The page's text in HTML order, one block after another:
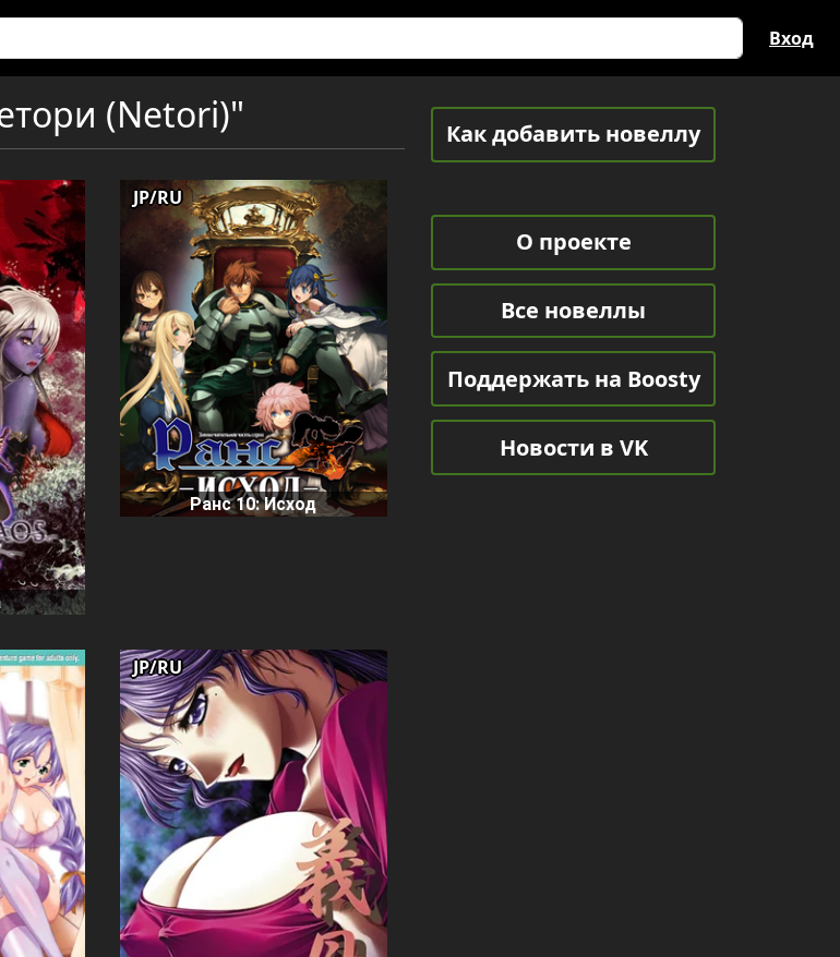
Вход
(Netori)"
Ранс 10: Исход
JP/RU
JP/RU
Как добавить новеллу
О проекте
Все новеллы
Поддержать на Boosty
Новости в VK